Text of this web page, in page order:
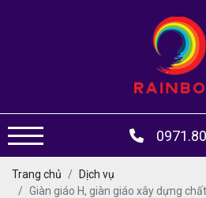
Trang chủ
Dịch vụ
Giàn giáo H, giàn giáo xây dựng